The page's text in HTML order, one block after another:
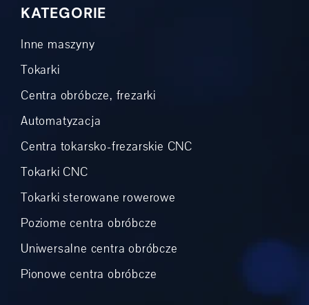
KATEGORIE
Inne maszyny
Tokarki
Centra obróbcze, frezarki
Automatyzacja
Centra tokarsko-frezarskie CNC
Tokarki CNC
Tokarki sterowane rowerowe
Poziome centra obróbcze
Uniwersalne centra obróbcze
Pionowe centra obróbcze